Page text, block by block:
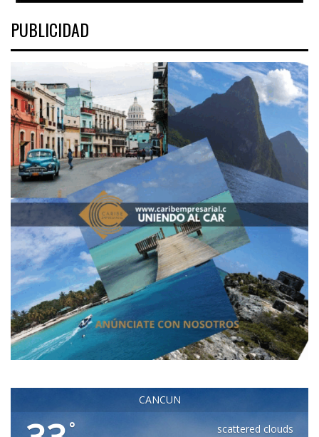
PUBLICIDAD
CANCUN
°
scattered clouds